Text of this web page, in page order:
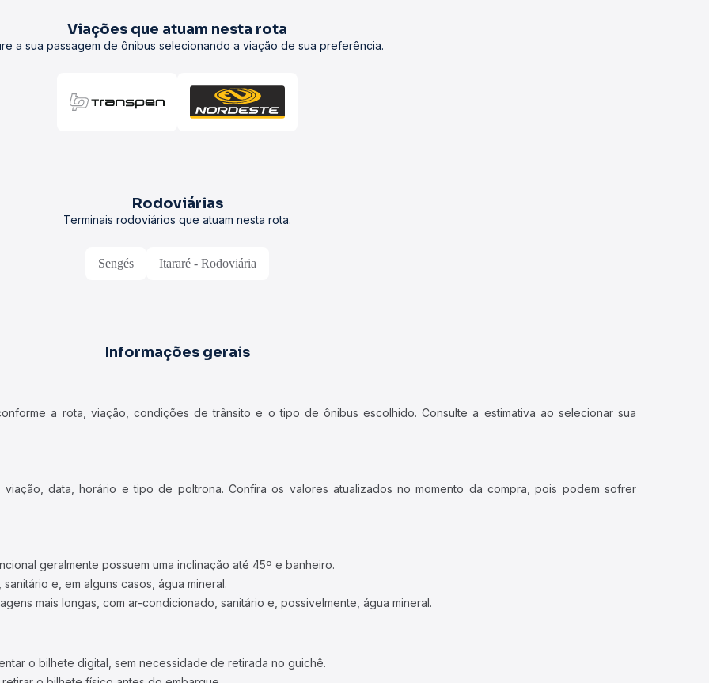
Viações que atuam nesta rota
a sua passagem de ônibus selecionando a viação de sua preferência.
Rodoviárias
Terminais rodoviários que atuam nesta rota.
Sengés Itararé - Rodoviária
Informações gerais
a rota, viação, condições de trânsito e o tipo de ônibus escolhido. Consulte a estimativa ao selecionar sua
data, horário e tipo de poltrona. Confira os valores atualizados no momento da compra, pois podem sofrer
geralmente possuem uma inclinação até 45º e banheiro.
e, em alguns casos, água mineral.
mais longas, com ar-condicionado, sanitário e, possivelmente, água mineral.
o bilhete digital, sem necessidade de retirada no guichê.